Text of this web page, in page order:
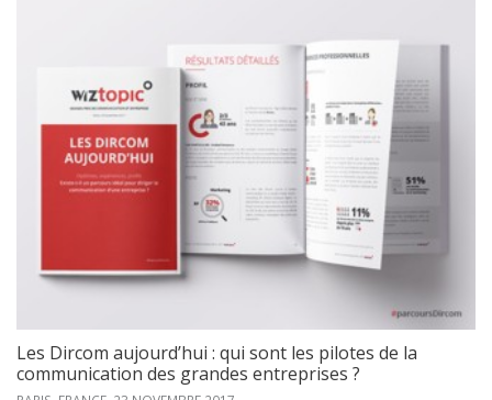
Les Dircom aujourd’hui : qui sont les pilotes de la
communication des grandes entreprises ?